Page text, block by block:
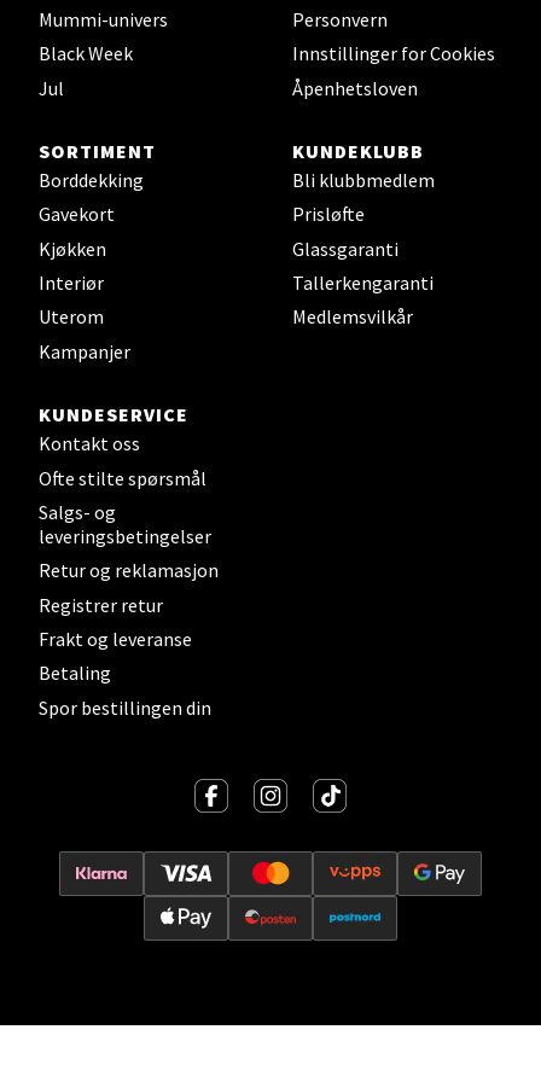
Mummi-univers
Black Week
Jul
Personvern
Innstillinger for Cookies
Åpenhetsloven
SORTIMENT
Borddekking
Gavekort
Kjøkken
Interiør
Uterom
Kampanjer
KUNDEKLUBB
Bli klubbmedlem
Prisløfte
Glassgaranti
Tallerkengaranti
Medlemsvilkår
KUNDESERVICE
Kontakt oss
Ofte stilte spørsmål
Salgs- og
leveringsbetingelser
Retur og reklamasjon
Registrer retur
Frakt og leveranse
Betaling
Spor bestillingen din
Velg
Leirvik - Stord
Torgbakken 2, 5401 Stord
Oslo - Thon Senter Storo
Vitaminveien 7 - 9, 0485 Oslo
Åpent i dag 10-21
0 i butikk
Lillehammer - Strandtorget
Strandtorget, 2609 Lillehammer
Åpent i dag 09-20